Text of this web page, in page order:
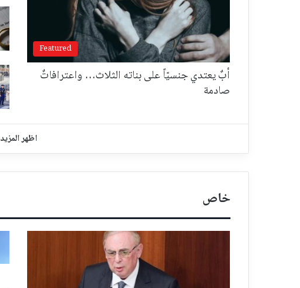
Featured
أبٌ يعتدي جنسيّاً على بناته الثلاث… واعترافاتٌ
صادمة
اظهر المزيد
خاص